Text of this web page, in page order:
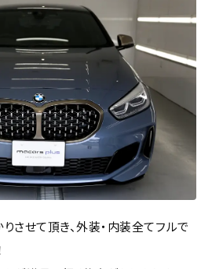
させて頂き、外装・内装全てフルで